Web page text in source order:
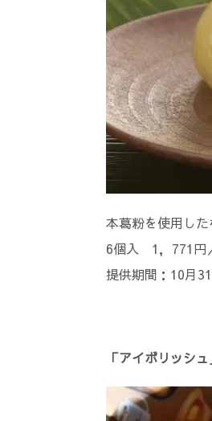
本葛粉を使用し
6個入 1，771
提供期間：10月
「アイボリッシ